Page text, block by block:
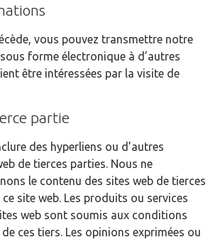
vous pouvez transmettre notre
forme électronique à d’autres
être intéressées par la visite de
partie
des hyperliens ou d’autres
de tierces parties. Nous ne
le contenu des sites web de tierces
site web. Les produits ou services
web sont soumis aux conditions
ces tiers. Les opinions exprimées ou